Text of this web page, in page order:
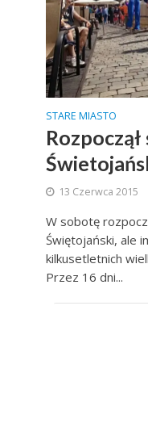
STARE MIASTO
13 Czerwca 2015
W sobotę
Świętojański, ale
kilkusetletnich
Przez 16 dni...